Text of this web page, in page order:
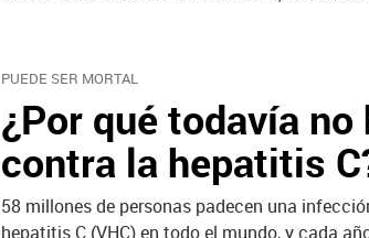
PUEDE SER MORTAL
¿Por qué todavía no
contra la hepatitis
58 millones de personas padecen una
hepatitis C (VHC) en todo el mundo, y cada